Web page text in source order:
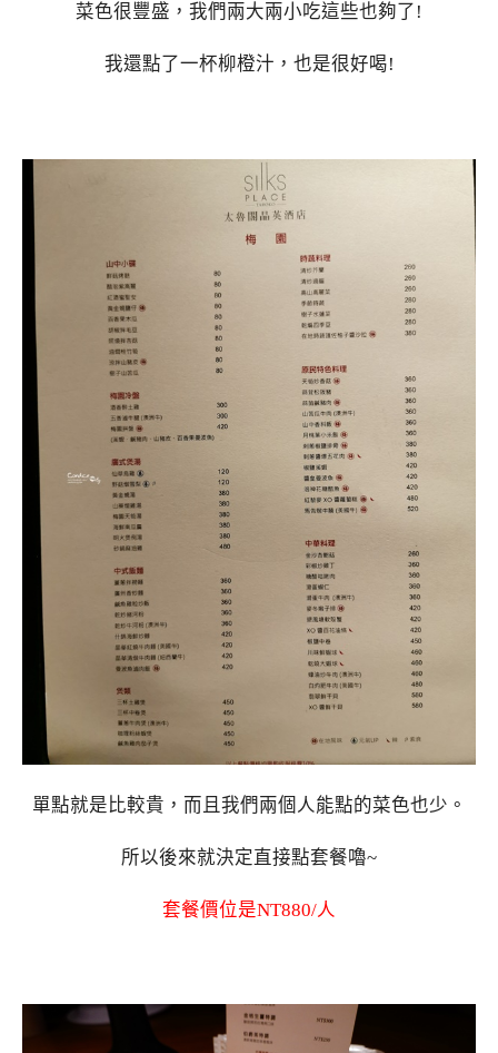
菜色很豐盛，我們兩大兩小吃這些也夠了!
我還點了一杯柳橙汁，也是很好喝!
單點就是比較貴，而且我們兩個人能點的菜色也少。
所以後來就決定直接點套餐嚕~
套餐價位是NT880/人